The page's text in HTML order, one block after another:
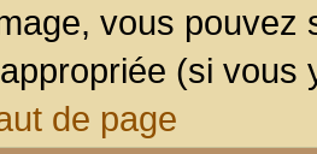
vous pouvez
(si vous
de page